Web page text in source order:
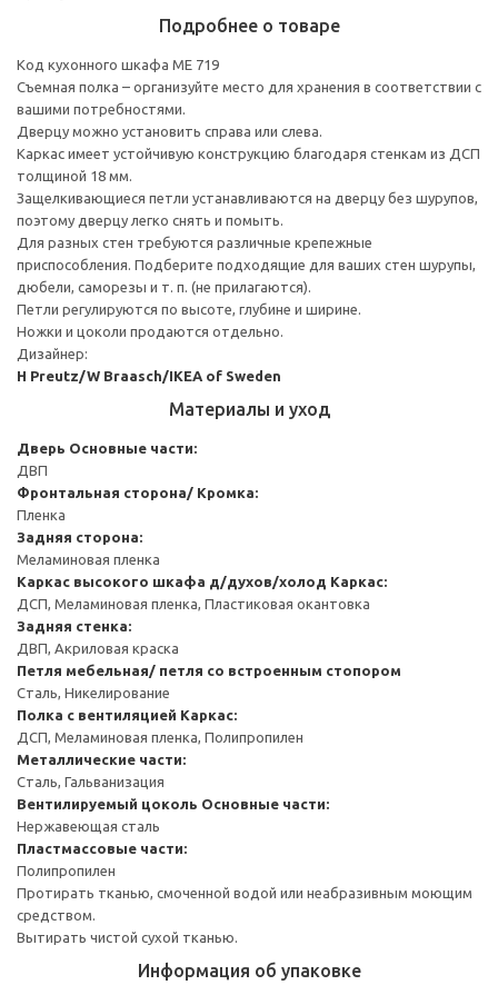
Подробнее о товаре
Код кухонного шкафа ME 719
Съемная полка – организуйте место для хранения в соответствии с
вашими потребностями.
Дверцу можно установить справа или слева.
Каркас имеет устойчивую конструкцию благодаря стенкам из ДСП
толщиной 18 мм.
Защелкивающиеся петли устанавливаются на дверцу без шурупов,
поэтому дверцу легко снять и помыть.
Для разных стен требуются различные крепежные
приспособления. Подберите подходящие для ваших стен шурупы,
дюбели, саморезы и т. п. (не прилагаются).
Петли регулируются по высоте, глубине и ширине.
Ножки и цоколи продаются отдельно.
Дизайнер:
H Preutz/W Braasch/IKEA of Sweden
Материалы и уход
Дверь Основные части:
ДВП
Фронтальная сторона/ Кромка:
Пленка
Задняя сторона:
Меламиновая пленка
Каркас высокого шкафа д/духов/холод Каркас:
ДСП, Меламиновая пленка, Пластиковая окантовка
Задняя стенка:
ДВП, Акриловая краска
Петля мебельная/ петля со встроенным стопором
Сталь, Никелирование
Полка с вентиляцией Каркас:
ДСП, Меламиновая пленка, Полипропилен
Металлические части:
Сталь, Гальванизация
Вентилируемый цоколь Основные части:
Нержавеющая сталь
Пластмассовые части:
Полипропилен
Протирать тканью, смоченной водой или неабразивным моющим
средством.
Вытирать чистой сухой тканью.
Информация об упаковке